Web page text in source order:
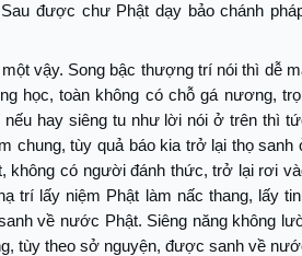
được chư Phật dạy bảo chánh
vậy. Song bậc thượng trí nói thì dễ
học, toàn không có chỗ gá nương,
hay siêng tu như lời nói ở trên thì
chung, tùy quả báo kia trở lại thọ sanh
không có người đánh thức, trở lại rơi
trí lấy niệm Phật làm nấc thang, lấy
về nước Phật. Siêng năng không
tùy theo sở nguyện, được sanh về